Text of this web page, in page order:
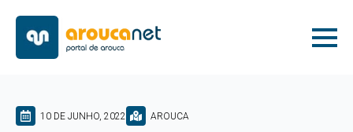
10 DE JUNHO, 2022 AROUCA